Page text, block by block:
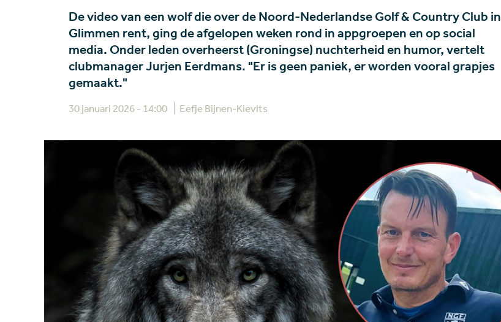
De video van een wolf die over de Noord-Nederlandse Golf & Country Club in
Glimmen rent, ging de afgelopen weken rond in appgroepen en op social
media. Onder leden overheerst (Groningse) nuchterheid en humor, vertelt
clubmanager Jurjen Eerdmans. "Er is geen paniek, er worden vooral grapjes
gemaakt."
30 januari 2026 - 14:00 Eefje Bijnen-Kievits